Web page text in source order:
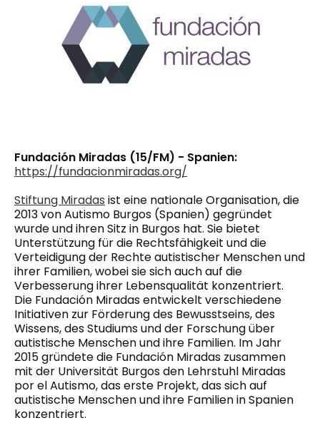
Fundación Miradas (15/FM) - Spanien:
https://fundacionmiradas.org/
Stiftung Miradas ist eine nationale Organisation, die
2013 von Autismo Burgos (Spanien) gegründet
wurde und ihren Sitz in Burgos hat. Sie bietet
Unterstützung für die Rechtsfähigkeit und die
Verteidigung der Rechte autistischer Menschen und
ihrer Familien, wobei sie sich auch auf die
Verbesserung ihrer Lebensqualität konzentriert.
Die Fundación Miradas entwickelt verschiedene
Initiativen zur Förderung des Bewusstseins, des
Wissens, des Studiums und der Forschung über
autistische Menschen und ihre Familien. Im Jahr
2015 gründete die Fundación Miradas zusammen
mit der Universität Burgos den Lehrstuhl Miradas
por el Autismo, das erste Projekt, das sich auf
autistische Menschen und ihre Familien in Spanien
konzentriert.